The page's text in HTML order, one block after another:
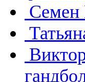
Семен